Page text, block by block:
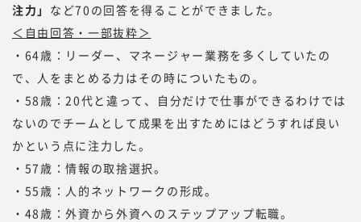
注力」 など70の回答を得ることができました。
＜自由回答・一部抜粋＞
・64歳：リーダー、マネージャー業務を多くしていたの
で、人をまとめる力はその時についたもの。
・58歳：20代と違って、自分だけで仕事ができるわけでは
ないのでチームとして成果を出すためにはどうすれば良い
かという点に注力した。
・57歳：情報の取捨選択。
・55歳：人的ネットワークの形成。
・48歳：外資から外資へのステップアップ転職。